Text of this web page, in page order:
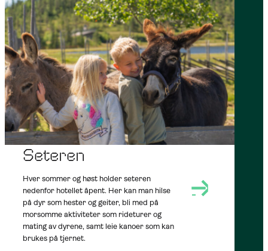
AT NOREFJELL SUMMER OUTDOORS
Seteren
Hver sommer og høst holder seteren
nedenfor hotellet åpent. Her kan man hilse
på dyr som hester og geiter, bli med på
morsomme aktiviteter som rideturer og
mating av dyrene, samt leie kanoer som kan
brukes på tjernet.